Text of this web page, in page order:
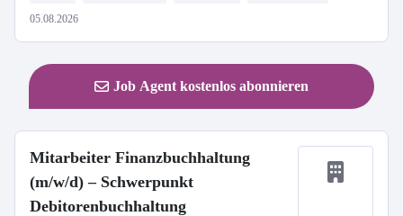
05.08.2026
Job Agent kostenlos abonnieren
Mitarbeiter Finanzbuchhaltung
(m/w/d) – Schwerpunkt
Debitorenbuchhaltung